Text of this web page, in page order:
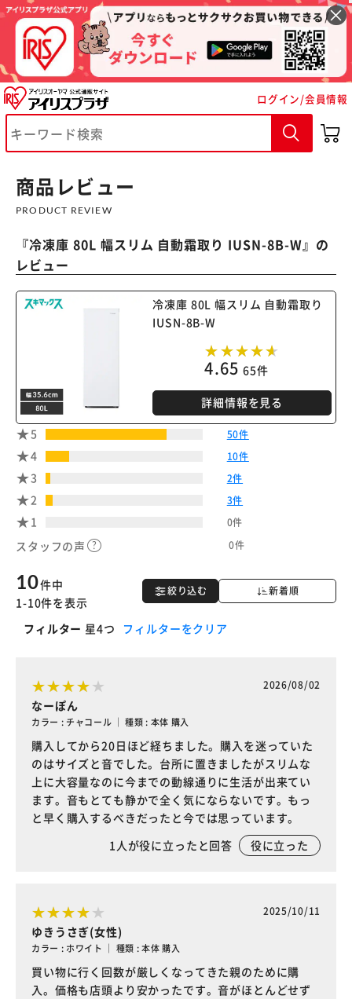
ログイン/会員情報
商品レビュー
PRODUCT REVIEW
『冷凍庫 80L 幅スリム 自動霜取り IUSN-8B-W』の
レビュー
冷凍庫 80L 幅スリム 自動霜取り
IUSN-8B-W
4.65 65件
詳細情報を見る
5 50件
4 10件
3 2件
2 3件
1 0件
スタッフの声 0件
絞り込む 新着順
10件中
1-10件を表示
フィルター 星4つ フィルターをクリア
2026/08/02
なーぽん
カラー : チャコール ｜ 種類 : 本体 購入
購入してから20日ほど経ちました。購入を迷っていた
のはサイズと音でした。台所に置きましたがスリムな
上に大容量なのに今までの動線通りに生活が出来てい
ます。音もとても静かで全く気にならないです。もっ
と早く購入するべきだったと今では思っています。
1人が役に立ったと回答 役に立った
2025/10/11
ゆきうさぎ(女性)
カラー : ホワイト ｜ 種類 : 本体 購入
買い物に行く回数が厳しくなってきた親のために購
入。価格も店頭より安かったです。音がほとんどせず
カートに入れる